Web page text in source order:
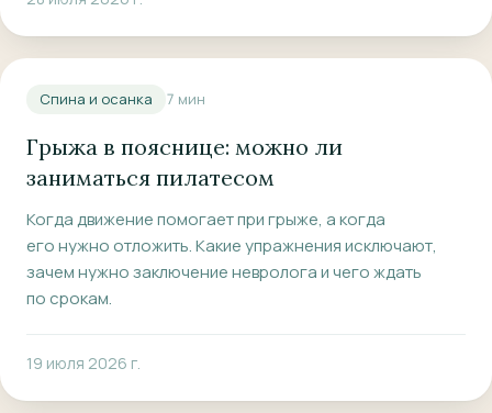
Спина и осанка 7 мин
Грыжа в пояснице: можно ли
заниматься пилатесом
Когда движение помогает при грыже, а когда
его нужно отложить. Какие упражнения исключают,
зачем нужно заключение невролога и чего ждать
по срокам.
19 июля 2026 г.